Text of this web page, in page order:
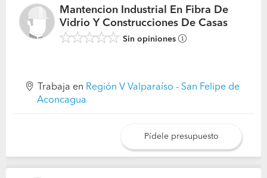
Mantencion Industrial En Fibra De
Vidrio Y Construcciones De Casas
Sin opiniones
Trabaja en Región V Valparaíso - San Felipe de
Aconcagua
Pídele presupuesto